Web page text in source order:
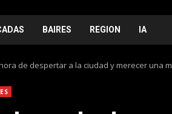
BAIRES REGION IA
de despertar a la ciudad y merecer una